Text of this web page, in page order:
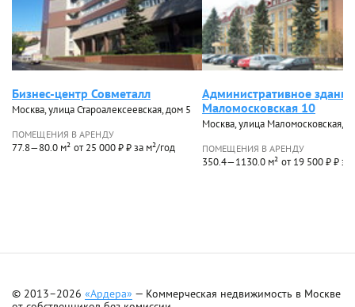
Бизнес-центр Совметалл
Москва, улица Староалексеевская, дом 5
ПОМЕЩЕНИЯ В АРЕНДУ
77.8—80.0 м² от 25 000 ₽ ₽ за м²/год
Административное здание
Маломосковская 10
Москва, улица Маломосковская,
ПОМЕЩЕНИЯ В АРЕНДУ
350.4—1130.0 м² от 19 500 ₽ ₽ за
© 2013–2026 «Ардера» — Коммерческая недвижимость в Москве